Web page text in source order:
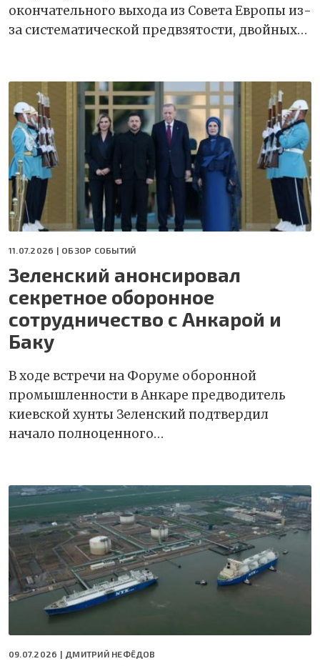
окончательного выхода из Совета Европы из-
за систематической предвзятости, двойных…
11.07.2026 | ОБЗОР СОБЫТИЙ
Зеленский анонсировал
секретное оборонное
сотрудничество с Анкарой и
Баку
В ходе встречи на Форуме оборонной
промышленности в Анкаре предводитель
киевской хунты Зеленский подтвердил
начало полноценного…
09.07.2026 | ДМИТРИЙ НЕФЁДОВ